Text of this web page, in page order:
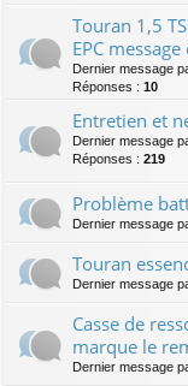
Touran 1,5
EPC
Dernier message
Réponses : 10
Entretien et
Dernier message
Réponses : 219
Problème
Dernier message
Touran
Dernier message
Casse de
marque le
Dernier message